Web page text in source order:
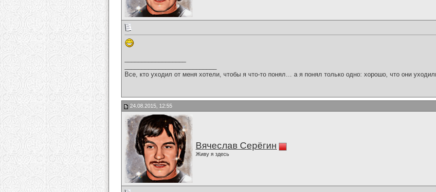
Все, кто уходил от меня хотели, чтобы я что-то понял… а я понял только одно: хорошо, что они
24.08.2015, 12:55
Вячеслав Серёгин
Живу я здесь